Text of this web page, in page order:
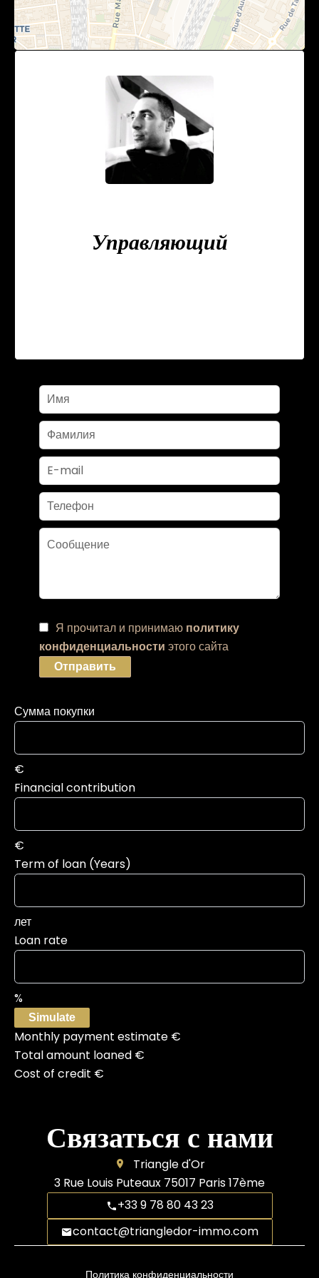
Управляющий
Я прочитал и принимаю политику
конфиденциальности этого сайта
Отправить
Сумма покупки
€
Financial contribution
€
Term of loan (Years)
лет
Loan rate
%
Simulate
Monthly payment estimate €
Total amount loaned €
Cost of credit €
Связаться с нами
Triangle d'Or
3 Rue Louis Puteaux 75017 Paris 17ème
+33 9 78 80 43 23
contact@triangledor-immo.com
Политика конфиденциальности